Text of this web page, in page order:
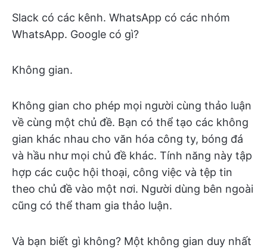
Slack có các kênh. WhatsApp có các nhóm
WhatsApp. Google có gì?
Không gian.
Không gian cho phép mọi người cùng thảo luận
về cùng một chủ đề. Bạn có thể tạo các không
gian khác nhau cho văn hóa công ty, bóng đá
và hầu như mọi chủ đề khác. Tính năng này tập
hợp các cuộc hội thoại, công việc và tệp tin
theo chủ đề vào một nơi. Người dùng bên ngoài
cũng có thể tham gia thảo luận.
Và bạn biết gì không? Một không gian duy nhất